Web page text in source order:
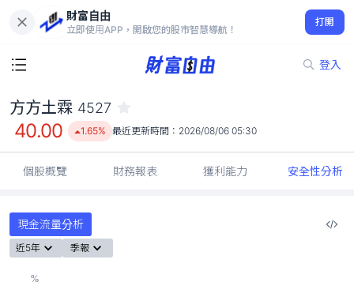
財富自由
立即使用APP，開啟您的股市智慧導航！
打開
登入
40.00
1.65%
方方土霖 4527
40.00 1.65% 最近更新時間： 2026/08/06 05:30
個股概覽 財務報表 獲利能力 安全性分析
現金流量分析
近5年 季報